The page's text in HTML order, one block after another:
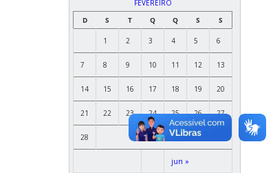
FEVEREIRO
D
S T Q Q S S
jun »
1 2 3 4 5 6
7 8 9 10 11 12 13
14 15 16 17 18 19 20
21 22 23 24 25 26 27
28